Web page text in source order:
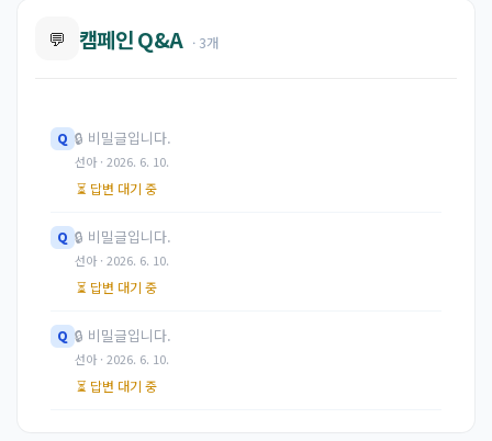
💬 캠페인 Q&A · 3개
Q 🔒 비밀글입니다.
선아 · 2026. 6. 10.
⏳ 답변 대기 중
Q 🔒 비밀글입니다.
선아 · 2026. 6. 10.
⏳ 답변 대기 중
Q 🔒 비밀글입니다.
선아 · 2026. 6. 10.
⏳ 답변 대기 중